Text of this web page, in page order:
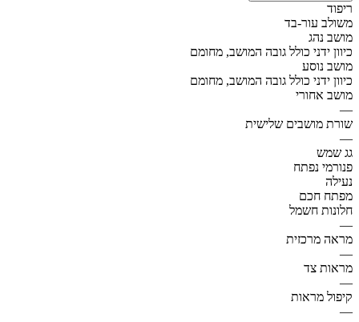
ריפוד
משולב עור-בד
מושב נהג
כיוון ידני כולל גובה המושב, מחומם
מושב נוסע
כיוון ידני כולל גובה המושב, מחומם
מושב אחורי
—
שורת מושבים שלישית
—
גג שמש
פנורמי נפתח
נעילה
מפתח חכם
חלונות חשמל
—
מראה מרכזית
—
מראות צד
—
קיפול מראות
—